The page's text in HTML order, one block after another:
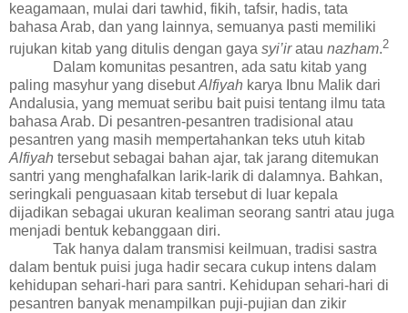
keagamaan, mulai dari tawhid, fikih, tafsir, hadis, tata
bahasa Arab, dan yang lainnya, semuanya pasti memiliki
rujukan kitab yang ditulis dengan gaya syi’iratau nazham.2
Dalam komunitas pesantren, ada satu kitab yang
paling masyhur yang disebutAlfiyah karya Ibnu Malik dari
Andalusia, yang memuat seribu baitpuisi tentang ilmu tata
bahasa Arab. Di pesantren-pesantren tradisional atau
pesantren yang masih mempertahankan teks utuh kitab
Alfiyah tersebut sebagai bahan ajar, tak jarang ditemukan
santri yang menghafalkan larik-larik di dalamnya. Bahkan,
seringkali penguasaan kitab tersebut di luar kepala
dijadikan sebagai ukuran kealiman seorang santri atau juga
menjadi bentuk kebanggaan diri.
Tak hanya dalam transmisi keilmuan, tradisi sastra
dalam bentuk puisi juga hadir secara cukup intens dalam
kehidupan sehari-hari para santri. Kehidupan sehari-hari di
pesantren banyak menampilkan puji-pujian dan zikir